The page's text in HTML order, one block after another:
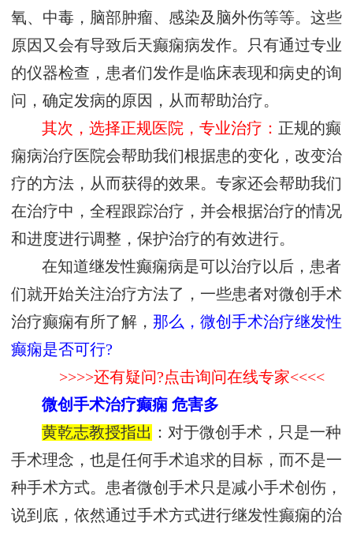
氧、中毒，脑部肿瘤、感染及脑外伤等等。这些
原因又会有导致后天癫痫病发作。只有通过专业
的仪器检查，患者们发作是临床表现和病史的询
问，确定发病的原因，从而帮助治疗。
其次，选择正规医院，专业治疗： 正规的癫
痫病治疗医院会帮助我们根据患的变化，改变治
疗的方法，从而获得的效果。专家还会帮助我们
在治疗中，全程跟踪治疗，并会根据治疗的情况
和进度进行调整，保护治疗的有效进行。
在知道继发性癫痫病是可以治疗以后，患者
们就开始关注治疗方法了，一些患者对微创手术
治疗癫痫有所了解， 那么，微创手术治疗继发性
癫痫是否可行?
>>>>还有疑问?点击询问在线专家<<<<
微创手术治疗癫痫 危害多
黄乾志教授指出 ：对于微创手术，只是一种
手术理念，也是任何手术追求的目标，而不是一
种手术方式。患者微创手术只是减小手术创伤，
说到底，依然通过手术方式进行继发性癫痫的治